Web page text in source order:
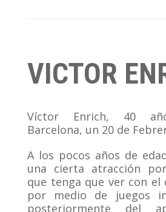
VICTOR
Víctor Enrich, 40
Barcelona, un 20 de
A los pocos años de
una cierta atracción
que tenga que ver con el
por medio de juegos
posteriormente del